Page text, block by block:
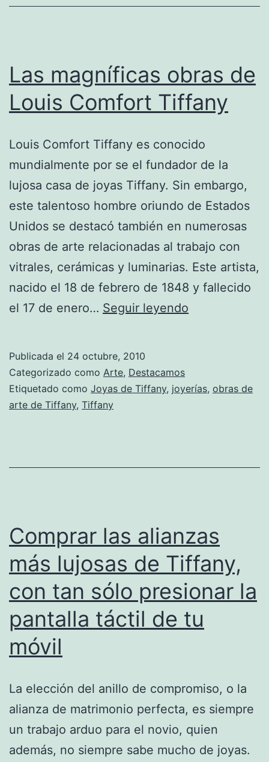
Las magníficas obras de
Louis Comfort Tiffany
Louis Comfort Tiffany es conocido
mundialmente por se el fundador de la
lujosa casa de joyas Tiffany. Sin embargo,
este talentoso hombre oriundo de Estados
Unidos se destacó también en numerosas
obras de arte relacionadas al trabajo con
vitrales, cerámicas y luminarias. Este artista,
nacido el 18 de febrero de 1848 y fallecido
el 17 de enero… Seguir leyendo
Louis
Publicada el 24 octubre, 2010
Categorizado como Arte, Destacamos
Etiquetado como Joyas de Tiffany, joyerías, obras de
arte de Tiffany, Tiffany
Comprar las alianzas
más lujosas de Tiffany,
con tan sólo presionar la
pantalla táctil de tu
móvil
La elección del anillo de compromiso, o la
alianza de matrimonio perfecta, es siempre
un trabajo arduo para el novio, quien
además, no siempre sabe mucho de joyas.